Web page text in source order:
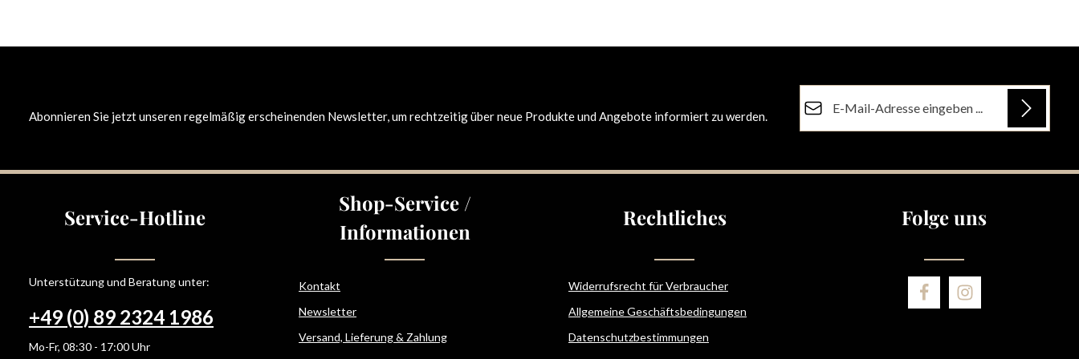
Abonnieren Sie jetzt unseren regelmäßig erscheinenden Newsletter, um rechtzeitig über neue Produkte und Angebote informiert zu werden.
Ich habe dieDatenschutzbestimmungenzur
Pflichtfelder.
Service-Hotline
Unterstützung und Beratung unter:
+49 (0) 89 2324 1986
Mo-Fr, 08:30 - 17:00 Uhr
Shop-Service /
Informationen
Kontakt
Newsletter
Versand, Lieferung & Zahlung
Rechtliches
Widerrufsrecht für Verbraucher
Allgemeine Geschäftsbedingungen
Datenschutzbestimmungen
Folge uns